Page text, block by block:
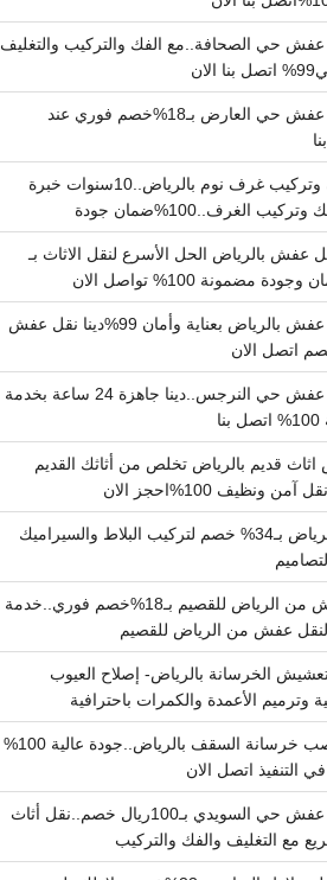
عفش حي الصحافة..مع الفك والتركيب والتغليف
دينا نقل عفش حي العارض بـ18%خصم فوري عند
نجار فك وتركيب غرف نوم بالرياض..10سنوات خبرة
الغرف..100%ضمان جودة
عفش بالرياض الحل الأسرع لنقل الاثاث بـ
دينا نقل عفش بالرياض بعناية وأمان 99%دينا نقل عفش
دينا نقل عفش حي النرجس..دينا جاهزة 24 ساعة بخدمة
قديم بالرياض تخلص من أثاثك القديم
ونظيف 100%احجز الان
مبلط بالرياض بـ34% خصم لتركيب البلاط والسيراميك
نقل عفش من الرياض للقصيم بـ18%خصم فوري..خدمة
الخرسانة بالرياض- إصلاح العيوب
وترميم الأعمدة والكمرات باحترافية
مقاول صب خرسانة السقف بالرياض..جودة عالية 100%
التنفيذ اتصل الان
دينا نقل عفش حي السويدي بـ100ريال خصم..نقل أثاث
مع التغليف والفك والتركيب